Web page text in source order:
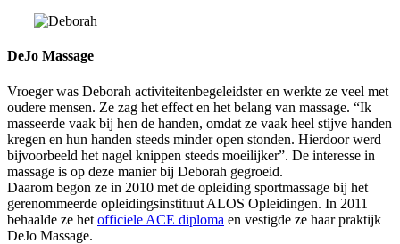
DeJo Massage
Vroeger was Deborah activiteitenbegeleidster en werkte ze veel met
oudere mensen. Ze zag het effect en het belang van massage. “Ik
masseerde vaak bij hen de handen, omdat ze vaak heel stijve handen
kregen en hun handen steeds minder open stonden. Hierdoor werd
bijvoorbeeld het nagel knippen steeds moeilijker”. De interesse in
massage is op deze manier bij Deborah gegroeid.
Daarom begon ze in 2010 met de opleiding sportmassage bij het
gerenommeerde opleidingsinstituut ALOS Opleidingen. In 2011
behaalde ze het officiele ACE diploma en vestigde ze haar praktijk
DeJo Massage.